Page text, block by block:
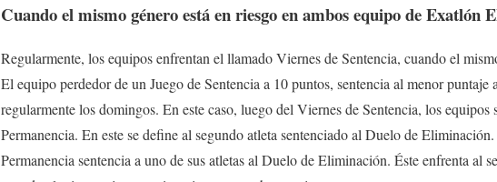
Cuando el mismo género está en riesgo en ambos equipo de Exatlón
Regularmente, los equipos enfrentan el llamado Viernes de Sentencia, cuando el
El equipo perdedor de un Juego de Sentencia a 10 puntos, sentencia al menor
regularmente los domingos. En este caso, luego del Viernes de Sentencia, los
Permanencia. En este se define al segundo atleta sentenciado al Duelo de
Permanencia sentencia a uno de sus atletas al Duelo de Eliminación. Éste enfrenta al